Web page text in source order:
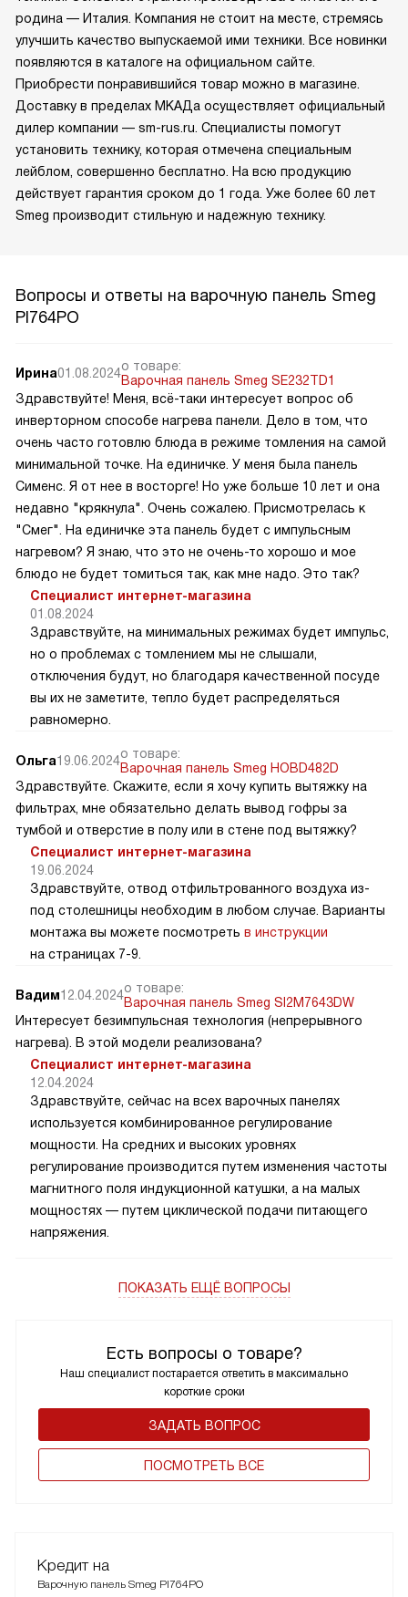
родина — Италия. Компания не стоит на месте, стремясь
улучшить качество выпускаемой ими техники. Все новинки
появляются в каталоге на официальном сайте.
Приобрести понравившийся товар можно в магазине.
Доставку в пределах МКАДа осуществляет официальный
дилер компании — sm-rus.ru. Специалисты помогут
установить технику, которая отмечена специальным
лейблом, совершенно бесплатно. На всю продукцию
действует гарантия сроком до 1 года. Уже более 60 лет
Smeg производит стильную и надежную технику.
Вопросы и ответы на варочную панель Smeg
PI764PO
Есть вопросы о товаре?
Наш специалист постарается ответить в максимально
короткие сроки
ЗАДАТЬ ВОПРОС
ПОCМОТРЕТЬ ВСЕ
Ирина01.08.2024о товаре:
Варочная панель Smeg SE232TD1
Здравствуйте! Меня, всё-таки интересует вопрос об
инверторном способе нагрева панели. Дело в том, что
очень часто готовлю блюда в режиме томления на самой
минимальной точке. На единичке. У меня была панель
Сименс. Я от нее в восторге! Но уже больше 10 лет и она
недавно "крякнула". Очень сожалею. Присмотрелась к
"Смег". На единичке эта панель будет с импульсным
нагревом? Я знаю, что это не очень-то хорошо и мое
блюдо не будет томиться так, как мне надо. Это так?
Специалист интернет-магазина
01.08.2024
Здравствуйте, на минимальных режимах будет импульс,
но о проблемах с томлением мы не слышали,
отключения будут, но благодаря качественной посуде
вы их не заметите, тепло будет распределяться
равномерно.
Ольга19.06.2024о товаре:
Варочная панель Smeg HOBD482D
Здравствуйте. Скажите, если я хочу купить вытяжку на
фильтрах, мне обязательно делать вывод гофры за
тумбой и отверстие в полу или в стене под вытяжку?
Специалист интернет-магазина
19.06.2024
Здравствуйте, отвод отфильтрованного воздуха из-
под столешницы необходим в любом случае. Варианты
монтажа вы можете посмотреть в инструкции
на страницах 7-9.
Вадим12.04.2024о товаре:
Варочная панель Smeg SI2M7643DW
Интересует безимпульсная технология (непрерывного
нагрева). В этой модели реализована?
Специалист интернет-магазина
12.04.2024
Здравствуйте, сейчас на всех варочных панелях
используется комбинированное регулирование
мощности. На средних и высоких уровнях
регулирование производится путем изменения частоты
магнитного поля индукционной катушки, а на малых
мощностях — путем циклической подачи питающего
напряжения.
ПОКАЗАТЬ ЕЩЁ ВОПРОСЫ
Кредит на
Варочную панель Smeg PI764PO